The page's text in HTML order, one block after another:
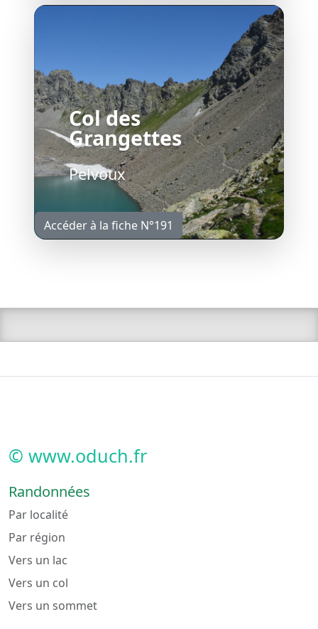
Col des
Grangettes
Pelvoux
Accéder à la fiche N°191
© www.oduch.fr
Randonnées
Par localité
Par région
Vers un lac
Vers un col
Vers un sommet